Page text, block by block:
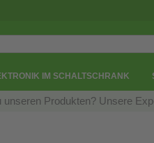
IM SCHALTSCHRANK
unseren Produkten? Unsere